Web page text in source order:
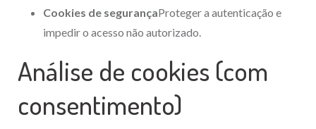
Cookies de segurançaProteger a autenticação e
impedir o acesso não autorizado.
Análise de cookies (com
consentimento)